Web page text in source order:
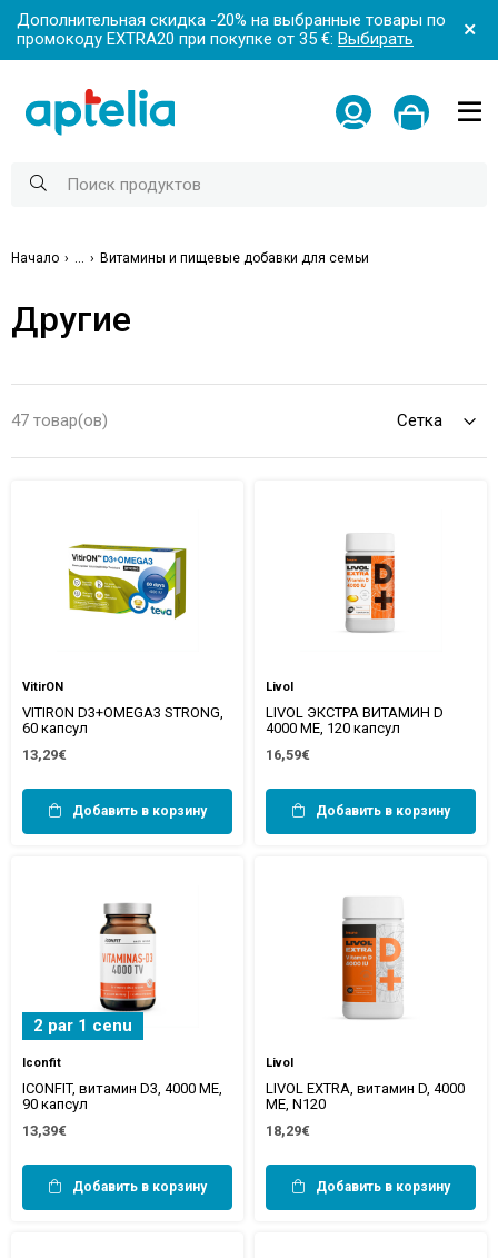
Дополнительная скидка -20% на выбранные товары по
промокоду EXTRA20 при покупке от 35 €: Выбирать
Начало Витамины и пищевые добавки для семьи
Другие
47 товар(ов)
VitirON
VITIRON D3+OMEGA3 STRONG,
60 капсул
13,29€
Добавить в корзину
Livol
LIVOL ЭКСТРА ВИТАМИН D
4000 МЕ, 120 капсул
16,59€
Добавить в корзину
2 par 1 cenu
Iconfit
ICONFIT, витамин D3, 4000 МЕ,
90 капсул
13,39€
Добавить в корзину
Livol
LIVOL EXTRA, витамин D, 4000
МЕ, N120
18,29€
Добавить в корзину